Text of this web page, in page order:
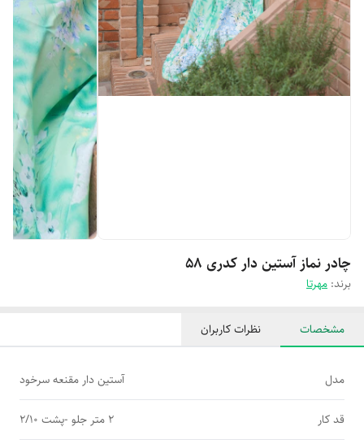
چادر نماز آستین دار کدری 58
برند: مهرتا
مشخصات نظرات کاربران
مدل آستین دار مقنعه سرخود
قد کار 2 متر جلو -پشت 2/10